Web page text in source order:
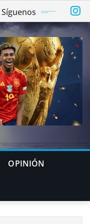
Síguenos
OPINIÓN